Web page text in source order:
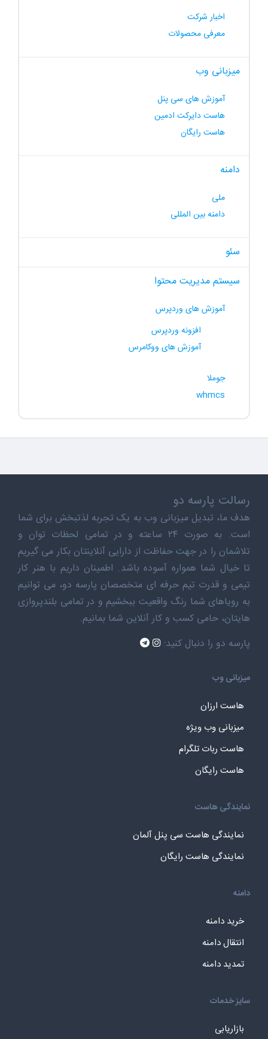
اخبار شرکت
معرفی محصولات
میزبانی وب
آموزش های سی پنل
هاست دایرکت ادمین
هاست رایگان
دامنه
ملی
دامنه بین المللی
سئو
سیستم مدیریت محتوا
آموزش های وردپرس
افزونه وردپرس
آموزش های ووکامرس
جوملا
whmcs
رسالت پارسه دو
هدف ما، تبدیل میزبانی وب به یک تجربه لذتبخش برای شما
است. به صورت ۲۴ ساعته و در تمامی لحظات توان و
تلاشمان را در جهت حفاظت از دارایی آنلاینتان بکار می گیریم
تا خیال شما همواره آسوده باشد. اطمینان داریم با هنر کار
تیمی و قدرت تیم حرفه ای متخصصان پارسه دو، می توانیم
به رویاهای شما رنگ واقعیت ببخشیم و در تمامی بلندپروازی
هایتان، حامی کسب و کار آنلاین شما بمانیم.
پارسه دو را دنبال کنید:
میزبانی وب
هاست ارزان
میزبانی وب ویژه
هاست ربات تلگرام
هاست رایگان
نمایندگی هاست
نمایندگی هاست سی پنل آلمان
نمایندگی هاست رایگان
دامنه
خرید دامنه
انتقال دامنه
تمدید دامنه
سایز خدمات
بازاریابی